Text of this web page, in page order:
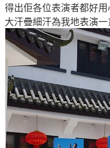
得出佢各位表演者都好
大汗疊細汗為我地表演